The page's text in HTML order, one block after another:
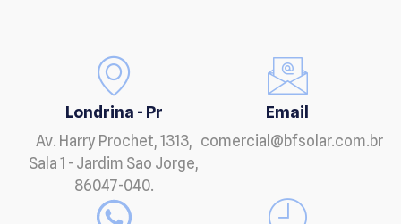
Londrina - Pr
Av. Harry Prochet, 1313,
Sala 1 - Jardim Sao Jorge,
86047-040.
Email
comercial@bfsolar.com.br